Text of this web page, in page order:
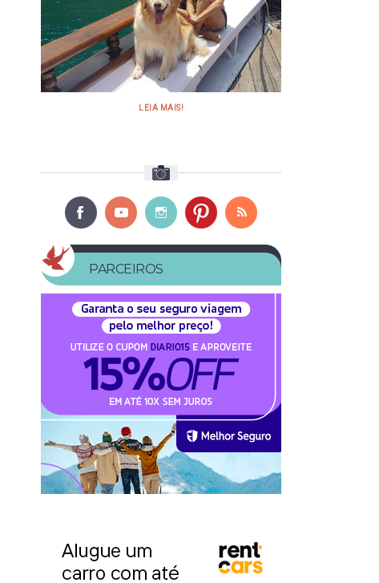
LEIA MAIS!
PARCEIROS